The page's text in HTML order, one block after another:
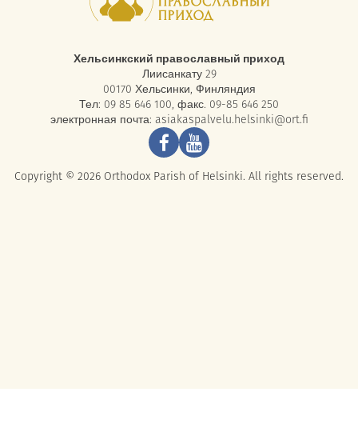
Хельсинкский православный приход
Лиисанкату 29
00170 Хельсинки, Финляндия
Тел: 09 85 646 100, факс. 09-85 646 250
электронная почта: asiakaspalvelu.helsinki@ort.fi
Copyright © 2026 Orthodox Parish of Helsinki. All rights reserved.